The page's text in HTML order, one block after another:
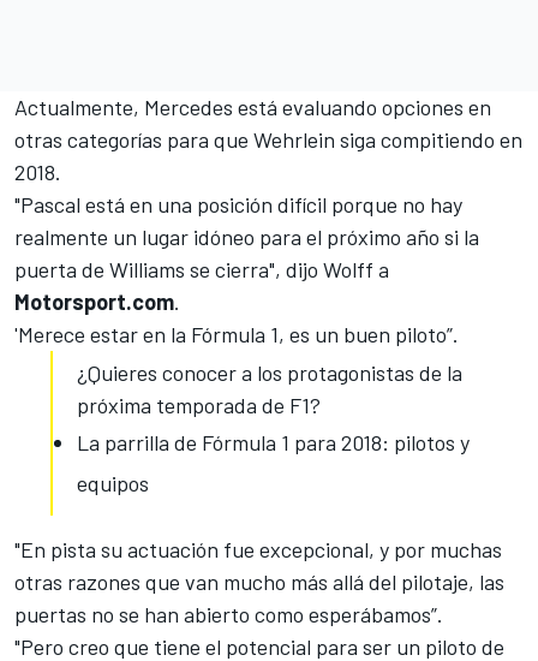
Actualmente, Mercedes está evaluando opciones en
otras categorías para que Wehrlein siga compitiendo en
2018.
"Pascal está en una posición difícil porque no hay
realmente un lugar idóneo para el próximo año si la
puerta de Williams se cierra", dijo Wolff a
Motorsport.com.
'Merece estar en la Fórmula 1, es un buen piloto”.
¿Quieres conocer a los protagonistas de la
próxima temporada de F1?
La parrilla de Fórmula 1 para 2018: pilotos y
equipos
"En pista su actuación fue excepcional, y por muchas
otras razones que van mucho más allá del pilotaje, las
puertas no se han abierto como esperábamos”.
"Pero creo que tiene el potencial para ser un piloto de